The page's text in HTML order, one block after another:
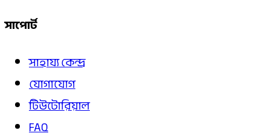
সাপোর্ট
সাহায্য কেন্দ্র
যোগাযোগ
টিউটোরিয়াল
FAQ